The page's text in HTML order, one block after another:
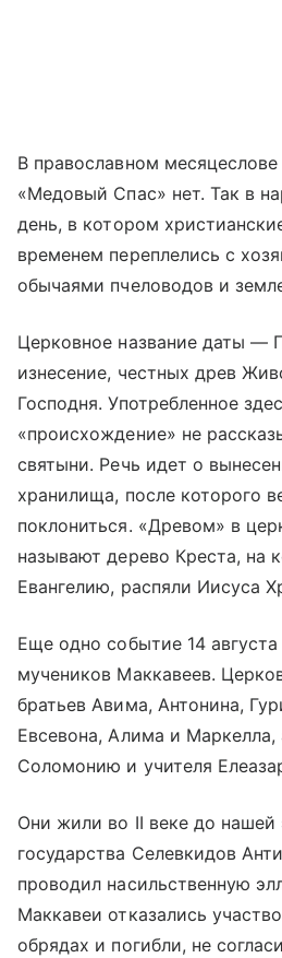
В православном
«Медовый Спас» нет. Так в
день, в котором
временем переплелись с
обычаями пчеловодов и
Церковное название даты —
изнесение, честных древ
Господня. Употребленное
«происхождение» не
святыни. Речь идет о
хранилища, после которого
поклониться. «Древом» в
называют дерево Креста, на
Евангелию, распяли Иисуса
Еще одно событие 14
мучеников Маккавеев.
братьев Авима, Антонина,
Евсевона, Алима и
Соломонию и учителя
Они жили во II веке до нашей
государства Селевкидов
проводил насильственную
Маккавеи отказались
обрядах и погибли, не